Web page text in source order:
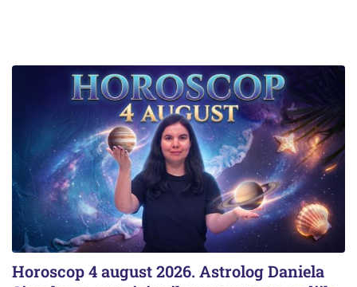
Horoscop 4 august 2026. Astrolog Daniela